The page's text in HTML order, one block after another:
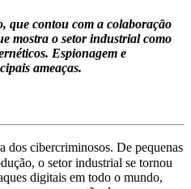
que contou com a colaboração
mostra o setor industrial como
Espionagem e
ameaças.
dos cibercriminosos. De pequenas
o setor industrial se tornou
digitais em todo o mundo,